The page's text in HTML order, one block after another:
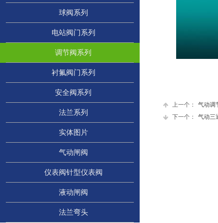
上一个：
气动调
下一个：
气动三
球阀系列
电站阀门系列
调节阀系列
衬氟阀门系列
安全阀系列
法兰系列
实体图片
气动闸阀
仪表阀针型仪表阀
液动闸阀
法兰弯头
联系我们
CONTACT US
中国某某某机械有限公司
4008-123-1X3
021-1234567X
service@xxxxx.com
上海市XXX区XXX路123号XXX大厦